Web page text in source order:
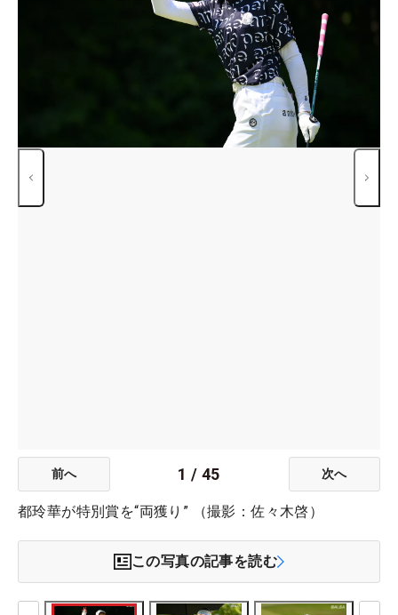
前へ 1 / 45 次へ
都玲華が特別賞を“両獲り” （撮影：佐々木啓）
この写真の記事を読む